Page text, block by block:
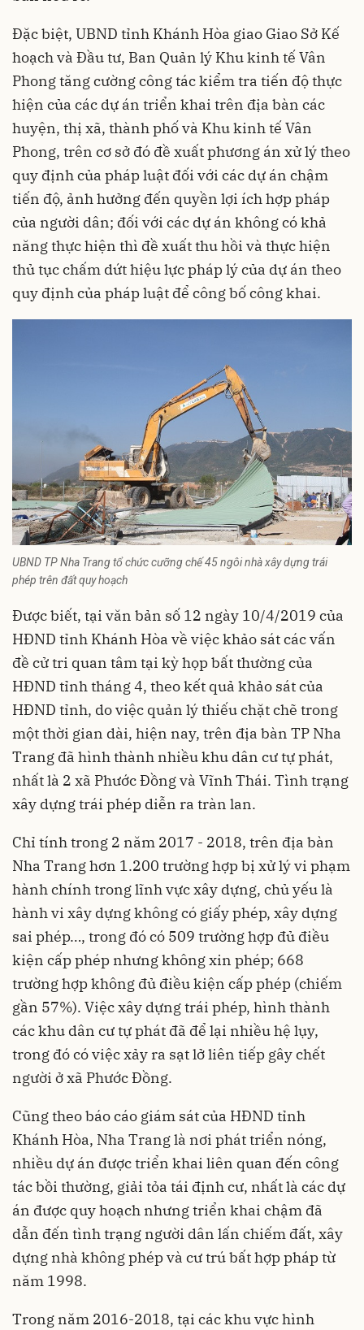
Đặc biệt, UBND tỉnh Khánh Hòa giao Giao Sở Kế
hoạch và Đầu tư, Ban Quản lý Khu kinh tế Vân
Phong tăng cường công tác kiểm tra tiến độ thực
hiện của các dự án triển khai trên địa bàn các
huyện, thị xã, thành phố và Khu kinh tế Vân
Phong, trên cơ sở đó đề xuất phương án xử lý theo
quy định của pháp luật đối với các dự án chậm
tiến độ, ảnh hưởng đến quyền lợi ích hợp pháp
của người dân; đối với các dự án không có khả
năng thực hiện thì đề xuất thu hồi và thực hiện
thủ tục chấm dứt hiệu lực pháp lý của dự án theo
quy định của pháp luật để công bố công khai.
UBND TP Nha Trang tổ chức cưỡng chế 45 ngôi nhà xây dựng trái
phép trên đất quy hoạch
Được biết, tại văn bản số 12 ngày 10/4/2019 của
HĐND tỉnh Khánh Hòa về việc khảo sát các vấn
đề cử tri quan tâm tại kỳ họp bất thường của
HĐND tỉnh tháng 4, theo kết quả khảo sát của
HĐND tỉnh, do việc quản lý thiếu chặt chẽ trong
một thời gian dài, hiện nay, trên địa bàn TP Nha
Trang đã hình thành nhiều khu dân cư tự phát,
nhất là 2 xã Phước Đồng và Vĩnh Thái. Tình trạng
xây dựng trái phép diễn ra tràn lan.
Chỉ tính trong 2 năm 2017 - 2018, trên địa bàn
Nha Trang hơn 1.200 trường hợp bị xử lý vi phạm
hành chính trong lĩnh vực xây dựng, chủ yếu là
hành vi xây dựng không có giấy phép, xây dựng
sai phép…, trong đó có 509 trường hợp đủ điều
kiện cấp phép nhưng không xin phép; 668
trường hợp không đủ điều kiện cấp phép (chiếm
gần 57%). Việc xây dựng trái phép, hình thành
các khu dân cư tự phát đã để lại nhiều hệ lụy,
trong đó có việc xảy ra sạt lở liên tiếp gây chết
người ở xã Phước Đồng.
Cũng theo báo cáo giám sát của HĐND tỉnh
Khánh Hòa, Nha Trang là nơi phát triển nóng,
nhiều dự án được triển khai liên quan đến công
tác bồi thường, giải tỏa tái định cư, nhất là các dự
án được quy hoạch nhưng triển khai chậm đã
dẫn đến tình trạng người dân lấn chiếm đất, xây
dựng nhà không phép và cư trú bất hợp pháp từ
năm 1998.
Trong năm 2016-2018, tại các khu vực hình